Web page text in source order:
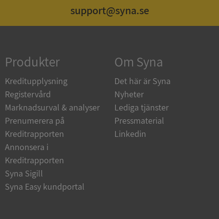
support@syna.se
Produkter
Kreditupplysning
Registervård
Marknadsurval & analyser
Prenumerera på
Kreditrapporten
Annonsera i
Kreditrapporten
Syna Sigill
Syna Easy kundportal
Om Syna
Det här är Syna
Nyheter
Lediga tjänster
Pressmaterial
Linkedin
Strikt nödvändiga kakor tillåter
kärnwebbplatsfunktioner som användarinloggning
och kontohantering. Webbplatsen kan inte
användas ordentligt utan strikt nödvändiga cookies.
Namn
Leverantör
Domän
Microsoft
Corporation